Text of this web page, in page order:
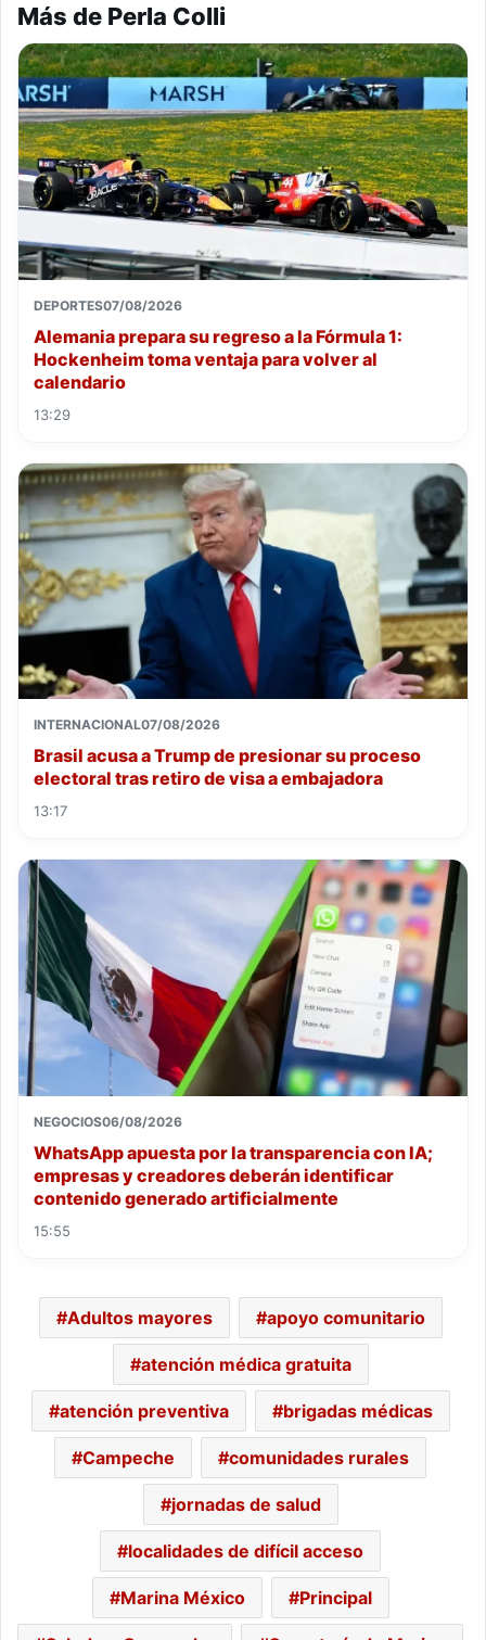
Más de Perla Colli
DEPORTES07/08/2026
Alemania prepara su regreso a la Fórmula 1:
Hockenheim toma ventaja para volver al
calendario
13:29
INTERNACIONAL07/08/2026
Brasil acusa a Trump de presionar su proceso
electoral tras retiro de visa a embajadora
13:17
NEGOCIOS06/08/2026
WhatsApp apuesta por la transparencia con IA;
empresas y creadores deberán identificar
contenido generado artificialmente
15:55
Adultos mayores apoyo comunitario
atención médica gratuita
atención preventiva brigadas médicas
Campeche comunidades rurales
jornadas de salud
localidades de difícil acceso
Marina México Principal